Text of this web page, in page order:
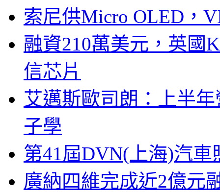
索尼供Micro OLED，
融資210萬美元，英國
信芯片
艾邁斯歐司朗：上半
子學
第41屆DVN(上海)汽
廣納四維完成近2億元